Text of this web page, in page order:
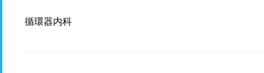
循環器内科